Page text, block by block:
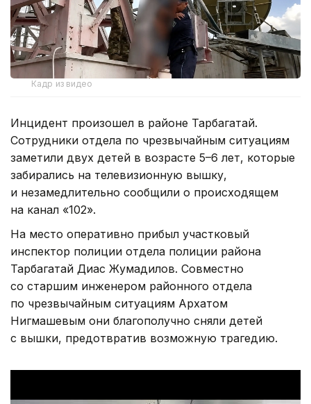
Кадр из видео
Инцидент произошел в районе Тарбагатай.
Сотрудники отдела по чрезвычайным ситуациям
заметили двух детей в возрасте 5–6 лет, которые
забирались на телевизионную вышку,
и незамедлительно сообщили о происходящем
на канал «102».
На место оперативно прибыл участковый
инспектор полиции отдела полиции района
Тарбагатай Диас Жумадилов. Совместно
со старшим инженером районного отдела
по чрезвычайным ситуациям Архатом
Нигмашевым они благополучно сняли детей
с вышки, предотвратив возможную трагедию.